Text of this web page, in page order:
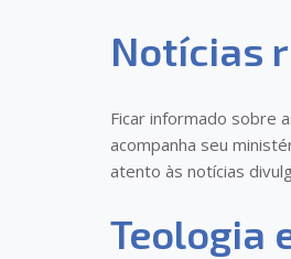
Notícias
Ficar informado sobre
acompanha seu
atento às notícias
Teologia